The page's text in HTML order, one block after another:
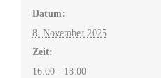
Datum:
8. November 2025
Zeit:
16:00 - 18:00